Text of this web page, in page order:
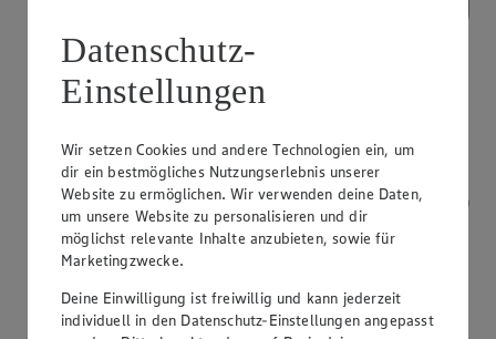
Kostenfreie Parkplätze
Datenschutz-
Einstellungen
Wir setzen Cookies und andere Technologien ein, um
dir ein bestmögliches Nutzungserlebnis unserer
Website zu ermöglichen. Wir verwenden deine Daten,
um unsere Website zu personalisieren und dir
möglichst relevante Inhalte anzubieten, sowie für
Marketingzwecke.
Deine Einwilligung ist freiwillig und kann jederzeit
individuell in den Datenschutz-Einstellungen angepasst